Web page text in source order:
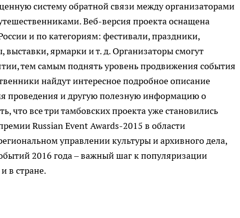
систему обратной связи между организаторами
Веб-версия проекта оснащена
и по категориям: фестивали, праздники,
выставки, ярмарки и т. д. Организаторы смогут
тем самым поднять уровень продвижения события
найдут интересное подробное описание
проведения и другую полезную информацию о
что все три тамбовских проекта уже становились
Russian Event Awards-2015 в области
управлении культуры и архивного дела,
2016 года – важный шаг к популяризации
в стране.